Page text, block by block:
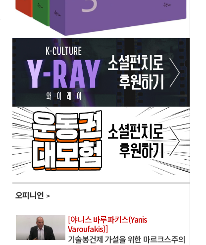
오피니언
[야니스 바루파키스(Yanis
Varoufakis)]
기술봉건제 가설을 위한 마르크스주의